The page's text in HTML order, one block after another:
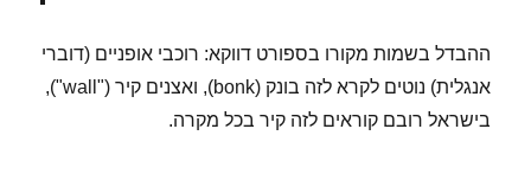
ההבדל בשמות מקורו בספורט דווקא: רוכבי אופניים (דוברי
אנגלית) נוטים לקרא לזה בונק (bonk), ואצנים קיר ("wall"),
בישראל רובם קוראים לזה קיר בכל מקרה.